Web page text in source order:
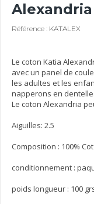
Alexandria
Référence : KATALEX
Le coton Katia
avec un panel de
les adultes et les
napperons en
Le coton Alexandria
Aiguilles: 2.5
Composition : 100%
conditionnement :
poids longueur : 100